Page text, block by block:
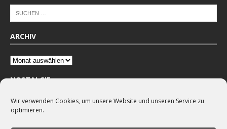
Wir verwenden Cookies, um unsere Website und unseren Service zu
optimieren.
ARCHIV
NOSTALGIE